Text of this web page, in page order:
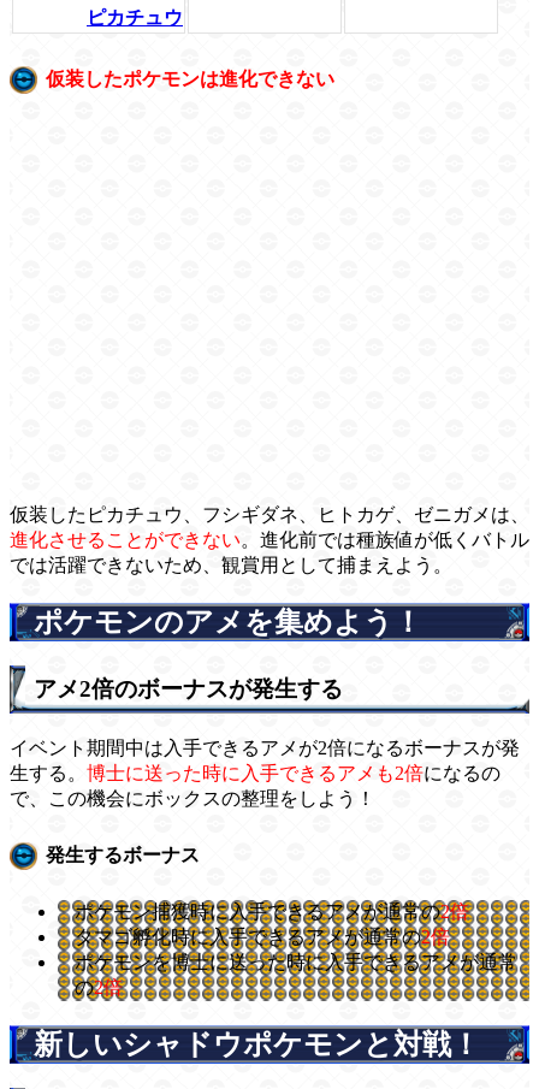
ピカチュウ
仮装したポケモンは進化できない
仮装したピカチュウ、フシギダネ、ヒトカゲ、ゼニガメは、
進化させることができない。進化前では種族値が低くバトル
では活躍できないため、観賞用として捕まえよう。
ポケモンのアメを集めよう！
アメ2倍のボーナスが発生する
イベント期間中は入手できるアメが2倍になるボーナスが発
生する。 博士に送った時に入手できるアメも2倍になるの
で、この機会にボックスの整理をしよう！
発生するボーナス
ポケモン捕獲時に入手できるアメが通常の2倍
タマゴ孵化時に入手できるアメが通常の2倍
ポケモンを博士に送った時に入手できるアメが通常
の2倍
新しいシャドウポケモンと対戦！